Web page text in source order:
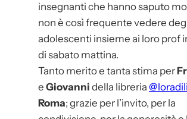
insegnanti che hanno saputo
non è così frequente vedere
adolescenti insieme ai loro prof
di sabato mattina.
Tanto merito e tanta stima per
e Giovanni della libreria
Roma; grazie per l’invito, per la